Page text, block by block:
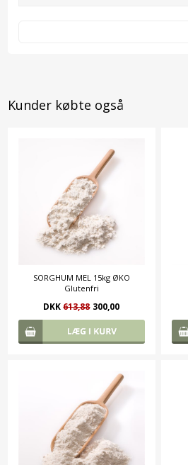
Kunder købte også
SORGHUM MEL 15kg ØKO
Glutenfri
DKK613,88 300,00